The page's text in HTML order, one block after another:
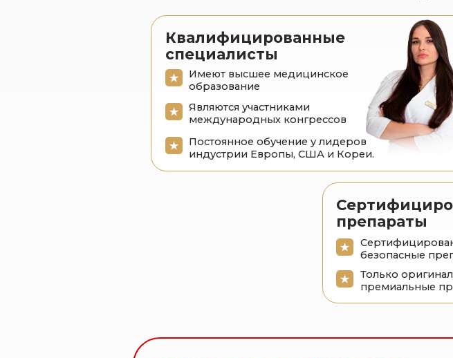
Постоянное обучение у лидеров
индустрии Европы, США и Кореи.
Являются участниками
международных конгрессов
образование
Сертифицированные
препараты
Только оригинальные и
премиальные препараты
Сертифицированные и
безопасные препараты
PicoSure PRO — это лазерная система №1 в мире
для удаления татуировок и коррекции кожи.
Впервые в Ставропольском
новинка в клинике красоты